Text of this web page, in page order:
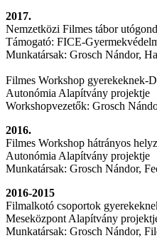
2017.
Nemzetközi Filmes tábor
Támogató: FICE-
Munkatársak: Grosch Nándor,
Filmes Workshop gyerekeknek-
Autonómia Alapítvány projektje
Workshopvezetők: Grosch
2016.
Filmes Workshop hátrányos
Autonómia Alapítvány projektje
Munkatársak: Grosch Nándor,
2016-2015
Filmalkotó csoportok
Meseközpont Alapítvány
Munkatársak: Grosch Nándor,